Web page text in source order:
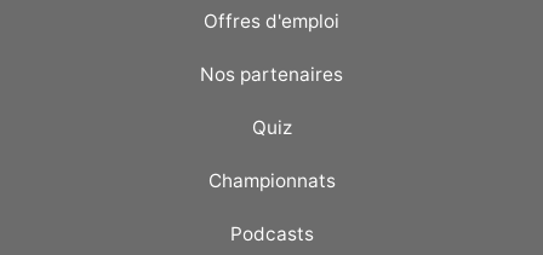
Offres d'emploi
Nos partenaires
Quiz
Championnats
Podcasts